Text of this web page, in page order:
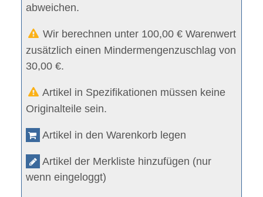
abweichen.
Wir berechnen unter 100,00 € Warenwert
zusätzlich einen Mindermengenzuschlag von
30,00 €.
Artikel in Spezifikationen müssen keine
Originalteile sein.
Artikel in den Warenkorb legen
Artikel der Merkliste hinzufügen (nur
wenn eingeloggt)